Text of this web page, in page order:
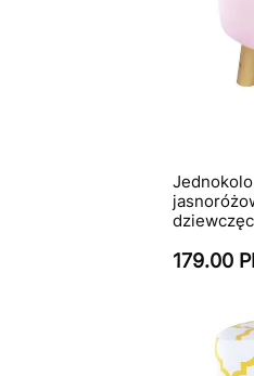
179.00